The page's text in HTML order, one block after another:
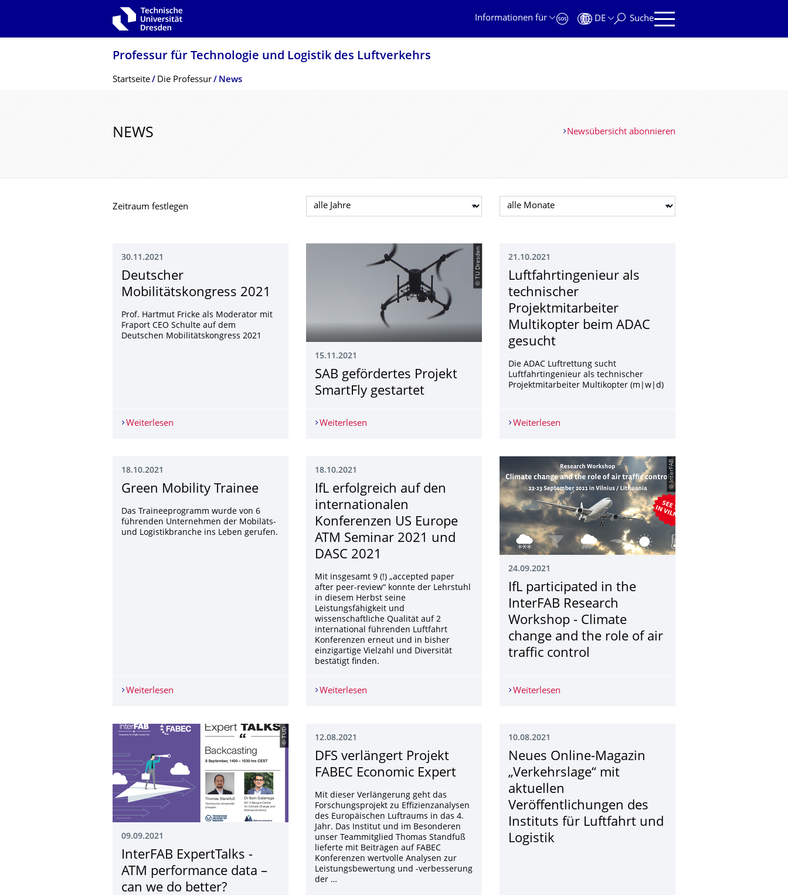
Zur Hauptnavigation springen
Informationen für
DE Suche
Professur für Technologie und Logistik des Luftverkehrs
Breadcrumb-Menü
Startseite Die Professur News
NEWS Newsübersicht abonnieren
Zeitraum festlegen Jahr auswählen Monat auswählen
30.11.2021
Deutscher
Mobilitätskongress 2021
Prof. Hartmut Fricke als Moderator mit
Fraport CEO Schulte auf dem
Deutschen Mobilitätskongress 2021
Weiterlesen Deutscher Mobilitätskongress 2021
© TU Dresden
15.11.2021
SAB gefördertes Projekt
SmartFly gestartet
Weiterlesen SAB gefördertes Projekt SmartFly gestartet
21.10.2021
Luftfahrtingenieur als
technischer
Projektmitarbeiter
Multikopter beim ADAC
gesucht
Die ADAC Luftrettung sucht
Luftfahrtingenieur als technischer
Projektmitarbeiter Multikopter (m|w|d)
Weiterlesen
18.10.2021
Green Mobility Trainee
Das Traineeprogramm wurde von 6
führenden Unternehmen der Mobiläts-
und Logistikbranche ins Leben gerufen.
Weiterlesen
18.10.2021
IfL erfolgreich auf den
internationalen
Konferenzen US Europe
ATM Seminar 2021 und
DASC 2021
Mit insgesamt 9 (!) „accepted paper
after peer-review“ konnte der Lehrstuhl
in diesem Herbst seine
Leistungsfähigkeit und
wissenschaftliche Qualität auf 2
international führenden Luftfahrt
Konferenzen erneut und in bisher
einzigartige Vielzahl und Diversität
bestätigt finden.
Weiterlesen IfL erfolgreich auf den internationalen Konferenzen US Europe ATM Seminar 2021 und DASC 2021
© InterFAB
24.09.2021
IfL participated in the
InterFAB Research
Workshop - Climate
change and the role of air
traffic control
Weiterlesen
© TUD
09.09.2021
InterFAB ExpertTalks -
ATM performance data –
can we do better?
12.08.2021
DFS verlängert Projekt
FABEC Economic Expert
Mit dieser Verlängerung geht das
Forschungsprojekt zu Effizienzanalysen
des Europäischen Luftraums in das 4.
Jahr. Das Institut und im Besonderen
unser Teammitglied Thomas Standfuß
lieferte mit Beiträgen auf FABEC
Konferenzen wertvolle Analysen zur
Leistungsbewertung und -verbesserung
der …
10.08.2021
Neues Online-Magazin
„Verkehrslage“ mit
aktuellen
Veröffentlichungen des
Instituts für Luftfahrt und
Logistik